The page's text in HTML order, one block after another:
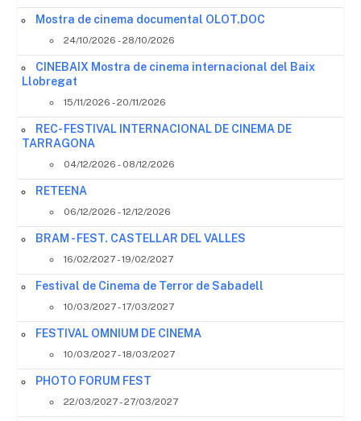
Mostra de cinema documental OLOT.DOC
24/10/2026 - 28/10/2026
CINEBAIX Mostra de cinema internacional del Baix
Llobregat
15/11/2026 - 20/11/2026
REC- FESTIVAL INTERNACIONAL DE CINEMA DE
TARRAGONA
04/12/2026 - 08/12/2026
RETEENA
06/12/2026 - 12/12/2026
BRAM - FEST. CASTELLAR DEL VALLES
16/02/2027 - 19/02/2027
Festival de Cinema de Terror de Sabadell
10/03/2027 - 17/03/2027
FESTIVAL OMNIUM DE CINEMA
10/03/2027 - 18/03/2027
PHOTO FORUM FEST
22/03/2027 - 27/03/2027